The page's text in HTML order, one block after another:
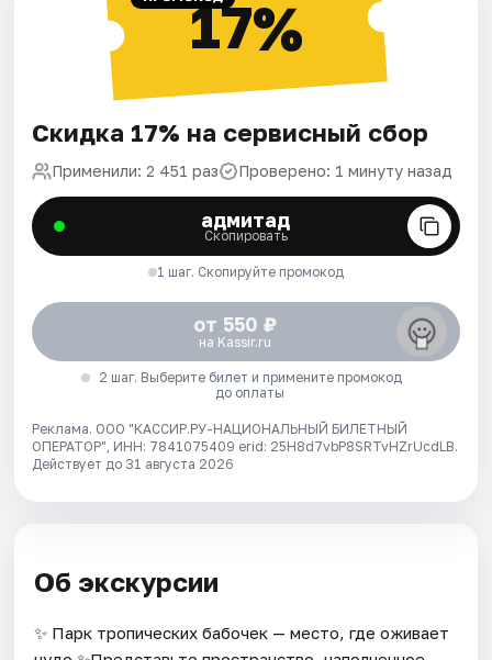
17%
Скидка 17% на сервисный сбор
Применили: 2 451 раз Проверено: 1 минуту назад
адмитад
Скопировать
1 шаг. Скопируйте промокод
от 550 ₽
на Kassir.ru
2 шаг. Выберите билет и примените промокод
до оплаты
Реклама. ООО "КАССИР.РУ-НАЦИОНАЛЬНЫЙ БИЛЕТНЫЙ
ОПЕРАТОР", ИНН: 7841075409 erid: 25H8d7vbP8SRTvHZrUcdLB.
Действует до 31 августа 2026
Об экскурсии
✨ Парк тропических бабочек — место, где оживает